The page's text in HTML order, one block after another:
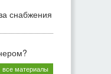
снабжения
все материалы